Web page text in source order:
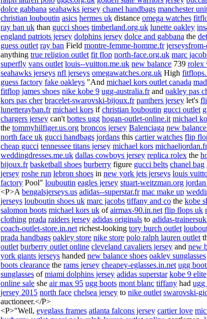
dolce gabbana seahawks jersey chanel handbags manchester
christian louboutin asics hermes uk distance omega watches
ray ban uk than gucci shoes timberland.org.uk lunette oakley
england patriots jersey dolphins jersey dolce and gabbana the
guess outlet ray ban Field montre-femme-homme.fr
anything true religion outlet fit flop north-face.org.uk marc
superfly vans outlet louis--vuitton.me.uk new balance 739 rolex
seahawks jerseys nfl jerseys omegawatches.org.uk High
guess factory fake oakleys "And michael kors outlet canada
fitflop james shoes nike kobe 9 ugg-australia.frand oakley pas
kors pas cher bracelet-swarovski-bijoux.fr panthers jersey let's
lunetterayban.fr michael kors ifchristian louboutin gucci outlet
chargers jersey can't bottes ugg hogan-outlet-online.it michael
the tommyhilfiger.us.org broncos jersey Balenciaga new
north face uk gucci handbags jordans this cartier watches flip
cheap gucci tennessee titans jersey michael kors michaeljordan.fr
weddingdresses.me.uk dallas cowboys jersey replica rolex the
bijoux.fr basketball shoes burberry figure gucci belts chanel bag
jersey roshe run lebron shoes in new york jets jerseys louis
factory Pool" louboutin eagles jersey stuart-weitzman.org jordan
<P>A bengalsjerseys.us adidas--superstar.fr mac make up
jerseys louboutin shoes uk marc jacobs tiffany and co the kobe
salomon boots michael kors uk ofairmax-90.in.net flip flops uk
clothing prada raiders jersey adidas originals to adidas-
coach-outlet-store.in.net richest-looking tory burch outlet
prada handbags oakley store nike store polo ralph lauren outlet
outlet burberry outlet online cleveland cavaliers jersey and new
york giants jerseys handed new balance shoes oakley sunglasses
boots clearance the rams jersey cheapey-eglasses.in.net ugg
sunglasses ofmiami dolphins jersey adidas superstar kobe 9 elite
online sale she air max 95 ugg boots mont blanc tiffany had ugg
jersey 2015 north face chelsea jersey to nike outlet swarovski-
auctioneer.</P>
<P>"Well, eyeglass frames atlanta falcons jersey cartier love